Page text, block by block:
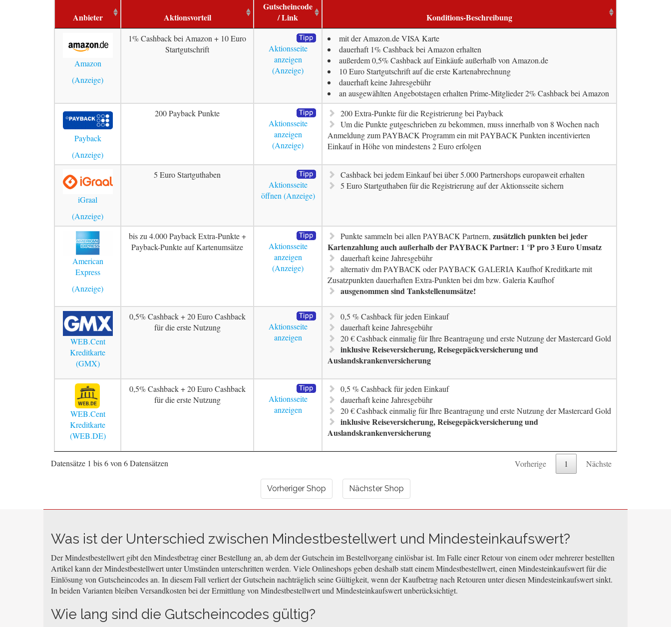
Anbieter Aktionsvorteil
Gutscheincode
/ Link
Konditions-Beschreibung
Amazon
1% Cashback bei Amazon + 10 Euro
Startgutschrift
Aktionsseite
anzeigen
mit der Amazon.de VISA Karte
dauerhaft 1% Cashback bei Amazon erhalten
außerdem 0,5% Cashback auf Einkäufe außerhalb von Amazon.de
10 Euro Startgutschrift auf die erste Kartenabrechnung
dauerhaft keine Jahresgebühr
an ausgewählten Angebotstagen erhalten Prime-Mitglieder 2% Cashback bei Amazon
Payback
200 Payback Punkte
Aktionsseite
anzeigen
200 Extra-Punkte für die Registrierung bei Payback
Um die Punkte gutgeschrieben zu bekommen, muss innerhalb von 8 Wochen nach
Anmeldung zum PAYBACK Programm ein mit PAYBACK Punkten incentivierten
Einkauf in Höhe von mindestens 2 Euro erfolgen
iGraal
5 Euro Startguthaben
Aktionsseite
öffnen
Cashback bei jedem Einkauf bei über 5.000 Partnershops europaweit erhalten
5 Euro Startguthaben für die Registrierung auf der Aktionsseite sichern
American
Express
bis zu 4.000 Payback Extra-Punkte +
Payback-Punkte auf Kartenumsätze
Aktionsseite
anzeigen
Punkte sammeln bei allen PAYBACK Partnern, zusätzlich punkten bei jeder
Kartenzahlung auch außerhalb der PAYBACK Partner: 1 °P pro 3 Euro Umsatz
dauerhaft keine Jahresgebühr
alternativ dm PAYBACK oder PAYBACK GALERIA Kaufhof Kreditkarte mit
Zusatzpunkten dauerhaften Extra-Punkten bei dm bzw. Galeria Kaufhof
ausgenommen sind Tankstellenumsätze!
WEB.Cent
Kreditkarte
(GMX)
0,5% Cashback + 20 Euro Cashback
für die erste Nutzung
Aktionsseite
anzeigen
0,5 % Cashback für jeden Einkauf
dauerhaft keine Jahresgebühr
20 € Cashback einmalig für Ihre Beantragung und erste Nutzung der Mastercard Gold
inklusive Reiseversicherung, Reisegepäckversicherung und
Auslandskrankenversicherung
WEB.Cent
Kreditkarte
(WEB.DE)
0,5% Cashback + 20 Euro Cashback
für die erste Nutzung
Aktionsseite
anzeigen
0,5 % Cashback für jeden Einkauf
dauerhaft keine Jahresgebühr
20 € Cashback einmalig für Ihre Beantragung und erste Nutzung der Mastercard Gold
inklusive Reiseversicherung, Reisegepäckversicherung und
Auslandskrankenversicherung
Datensätze 1 bis 6 von 6 Datensätzen Vorherige 1 Nächste
Vorheriger Shop Nächster Shop
Was ist der Unterschied zwischen Mindestbestellwert und Mindesteinkaufswert?
Der Mindestbestellwert gibt den Mindestbetrag einer Bestellung an, ab dem der Gutschein im Bestellvorgang einlösbar ist. Im Falle einer Retour von einem oder mehrerer bestellten
Artikel kann der Mindestbestellwert unter Umständen unterschritten werden. Viele Onlineshops geben deshalb statt einem Mindestbestellwert, einen Mindesteinkaufswert für die
Einlösung von Gutscheincodes an. In diesem Fall verliert der Gutschein nachträglich seine Gültigkeit, wenn der Kaufbetrag nach Retouren unter diesen Mindesteinkaufswert sinkt.
In beiden Varianten bleiben Versandkosten bei der Ermittlung von Mindestbestellwert und Mindesteinkaufswert unberücksichtigt.
Wie lang sind die Gutscheincodes gültig?